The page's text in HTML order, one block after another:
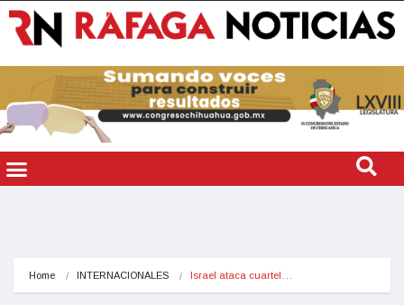
Home INTERNACIONALES Israel ataca cuartel…